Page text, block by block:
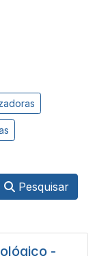
Pesquisar
-